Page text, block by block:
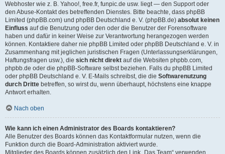
Webhoster wie z. B. Yahoo!, free.fr, funpic.de usw. liegt — den Support oder
den Abuse-Kontakt des betreffenden Dienstes. Bitte beachte, dass phpBB
Limited (phpBB.com) und phpBB Deutschland e. V. (phpBB.de) absolut keinen
Einfluss auf die Benutzung oder den oder die Benutzer der Forensoftware
haben und dafür in keiner Weise zur Verantwortung herangezogen werden
können. Kontaktiere daher nie phpBB Limited oder phpBB Deutschland e. V. in
Zusammenhang mit jeglichen juristischen Fragen (Unterlassungserklärungen,
Haftungsfragen usw.), die sich nicht direkt auf die Websiten phpbb.com,
phpbb.de oder die phpBB-Software selbst beziehen. Falls du phpBB Limited
oder phpBB Deutschland e. V. E-Mails schreibst, die die Softwarenutzung
durch Dritte betreffen, so wirst du, wenn überhaupt, höchstens eine knappe
Antwort erhalten.
Nach oben
Wie kann ich einen Administrator des Boards kontaktieren?
Alle Benutzer des Boards können das Kontaktformular nutzen, wenn die
Funktion durch die Board-Administration aktiviert wurde.
Mitglieder des Boards können zusätzlich den Link „Das Team“ verwenden.